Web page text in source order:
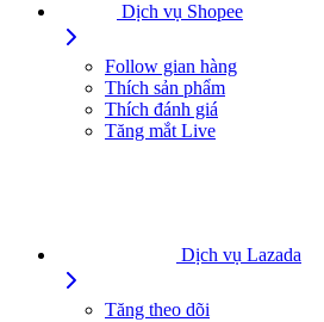
Dịch vụ Shopee
Follow gian hàng
Thích sản phẩm
Thích đánh giá
Tăng mắt Live
Dịch vụ Lazada
Tăng theo dõi